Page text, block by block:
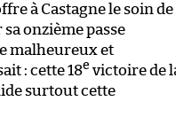
à Castagne le soin de
onzième passe
malheureux et
: cette 18e victoire de
surtout cette